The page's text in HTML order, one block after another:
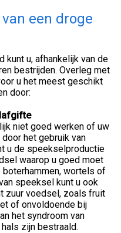
een droge
kunt u, afhankelijk van de
bestrijden. Overleg met
u het meest geschikt
door:
niet goed werken of uw
het gebruik van
u de speekselproductie
waarop u goed moet
boterhammen, wortels of
speeksel kunt u ook
zuur voedsel, zoals fruit
of onvoldoende bij
het syndroom van
zijn bestraald.